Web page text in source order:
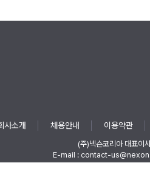
사소개 채용안내 이용약관
(주)넥슨코리아 대표이
E-mail : contact-